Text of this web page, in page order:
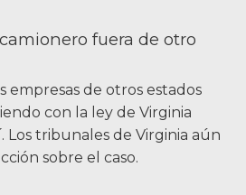
fuera de otro
empresas de otros estados
con la ley de Virginia
tribunales de Virginia aún
sobre el caso.